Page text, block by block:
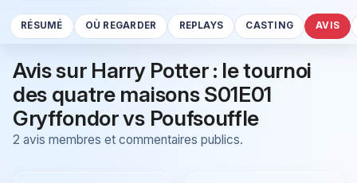
RÉSUMÉ OÙ REGARDER REPLAYS CASTING AVIS
Avis sur Harry Potter : le tournoi
des quatre maisons S01E01
Gryffondor vs Poufsouffle
2 avis membres et commentaires publics.